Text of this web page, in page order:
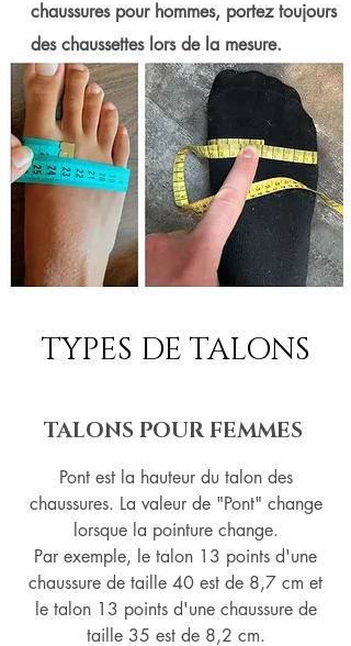
chaussures pour hommes, portez toujours
des chaussettes lors de la mesure.
TYPES DE TALONS
TALONS POUR FEMMES
Pont est la hauteur du talon des
chaussures. La valeur de "Pont" change
lorsque la pointure change.
Par exemple, le talon 13 points d'une
chaussure de taille 40 est de 8,7 cm et
le talon 13 points d'une chaussure de
taille 35 est de 8,2 cm.